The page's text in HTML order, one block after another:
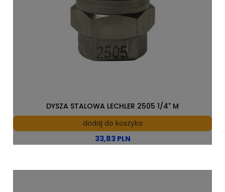
33,83 PLN
DYSZA STALOWA LECHLER 2505 1/4" M
dodaj do koszyka